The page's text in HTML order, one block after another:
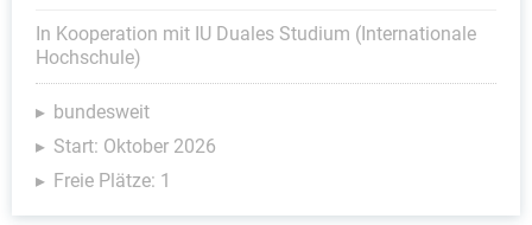
In Kooperation mit IU Duales Studium (Internationale
Hochschule)
bundesweit
Start: Oktober 2026
Freie Plätze: 1